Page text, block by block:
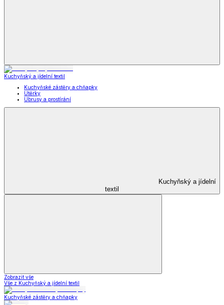
Kuchyňský a jídelní textil
Kuchyňské zástěry a chňapky
Utěrky
Ubrusy a prostírání
Kuchyňský a jídelní
textil
Zobrazit vše
Vše z Kuchyňský a jídelní textil
Kuchyňské zástěry a chňapky